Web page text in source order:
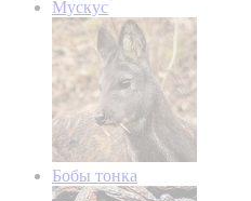
Мускус
Бобы тонка